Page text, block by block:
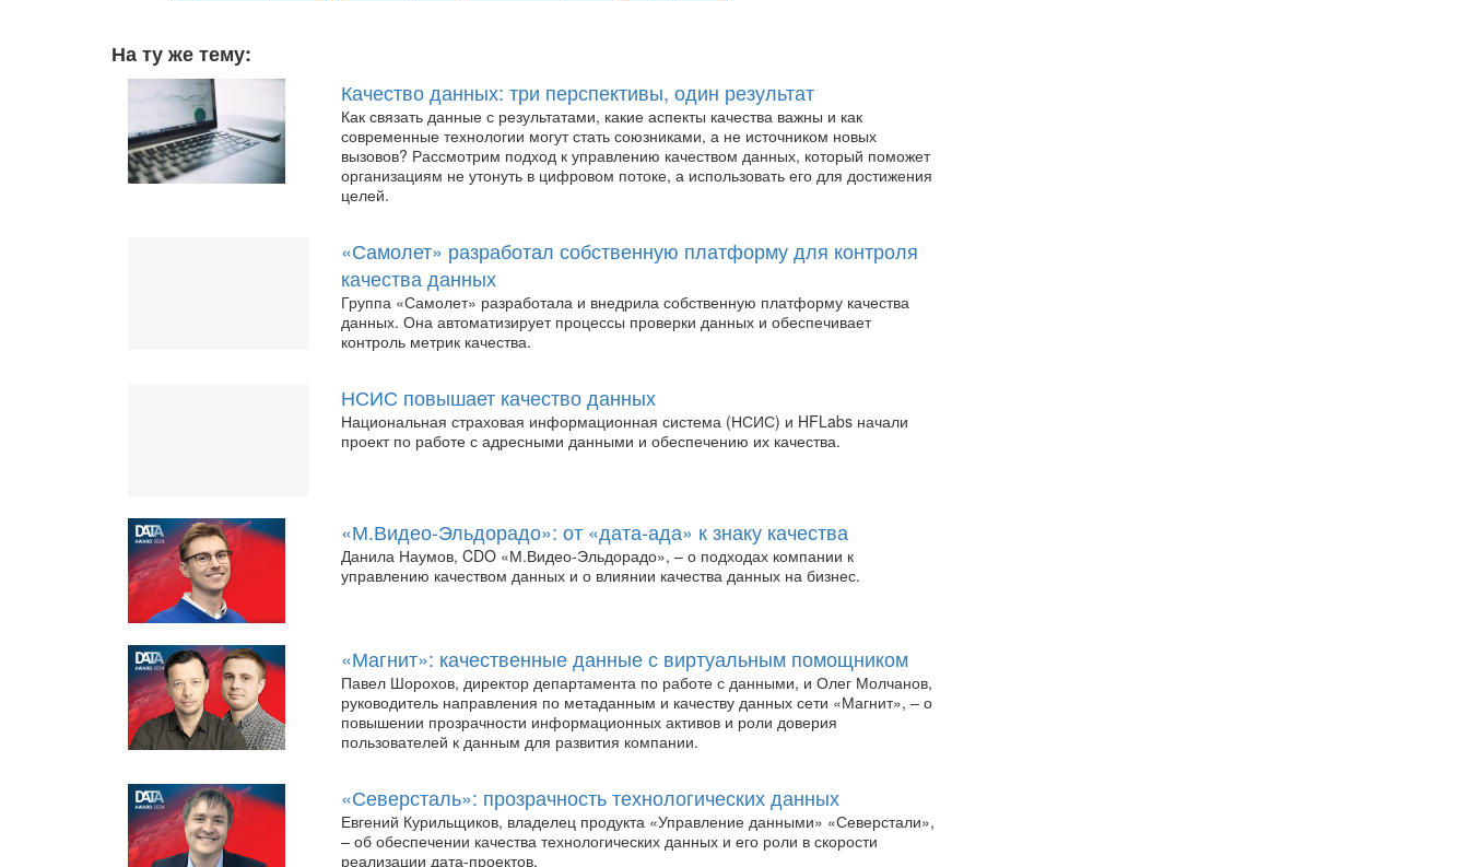
На ту же тему:
Качество данных: три перспективы, один результат
Как связать данные с результатами, какие аспекты качества важны и как
современные технологии могут стать союзниками, а не источником новых
вызовов? Рассмотрим подход к управлению качеством данных, который поможет
организациям не утонуть в цифровом потоке, а использовать его для достижения
целей.
«Самолет» разработал собственную платформу для контроля
качества данных
Группа «Самолет» разработала и внедрила собственную платформу качества
данных. Она автоматизирует процессы проверки данных и обеспечивает
контроль метрик качества.
НСИС повышает качество данных
Национальная страховая информационная система (НСИС) и HFLabs начали
проект по работе с адресными данными и обеспечению их качества.
«М.Видео-Эльдорадо»: от «дата-ада» к знаку качества
Данила Наумов, CDO «М.Видео-Эльдорадо», – о подходах компании к
управлению качеством данных и о влиянии качества данных на бизнес.
«Магнит»: качественные данные с виртуальным помощником
Павел Шорохов, директор департамента по работе с данными, и Олег Молчанов,
руководитель направления по метаданным и качеству данных сети «Магнит», – о
повышении прозрачности информационных активов и роли доверия
пользователей к данным для развития компании.
«Северсталь»: прозрачность технологических данных
Евгений Курильщиков, владелец продукта «Управление данными» «Северстали»,
– об обеспечении качества технологических данных и его роли в скорости
реализации дата-проектов.